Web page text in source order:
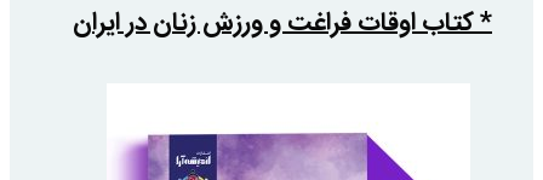
* کتاب اوقات فراغت و ورزش زنان در ایران